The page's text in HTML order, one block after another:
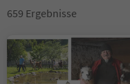
659 Ergebnisse